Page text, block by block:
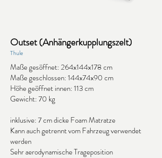
Outset (Anhängerkupplungszelt)
Thule
Maße gesöffnet: 264x144x178 cm
Maße geschlossen: 144x74x90 cm
Höhe geöffnet innen: 113 cm
Gewicht: 70 kg
inklusive: 7 cm dicke Foam Matratze
Kann auch getrennt vom Fahrzeug verwendet
werden
Sehr aerodynamische Trageposition